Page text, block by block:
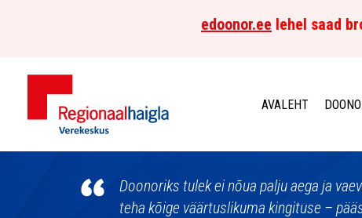
edoonor.ee lehel saad
Põhja-
AVALEHT
Doonoriks tulek ei nõua palju aega ja
teha kõige väärtuslikuma kingituse –